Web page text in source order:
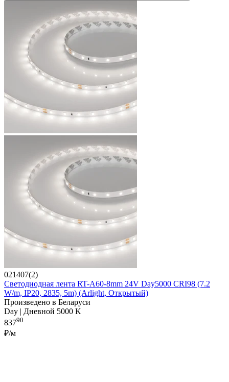
021407(2)
Светодиодная лента RT-A60-8mm 24V Day5000 CRI98 (7.2
W/m, IP20, 2835, 5m) (Arlight, Открытый)
Произведено в Беларуси
Day | Дневной 5000 K
83790
₽/м